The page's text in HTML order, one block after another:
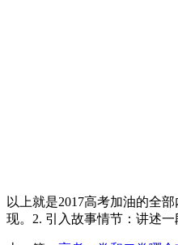
以上就是2017高考加油的全
现。2. 引入故事情节：讲述